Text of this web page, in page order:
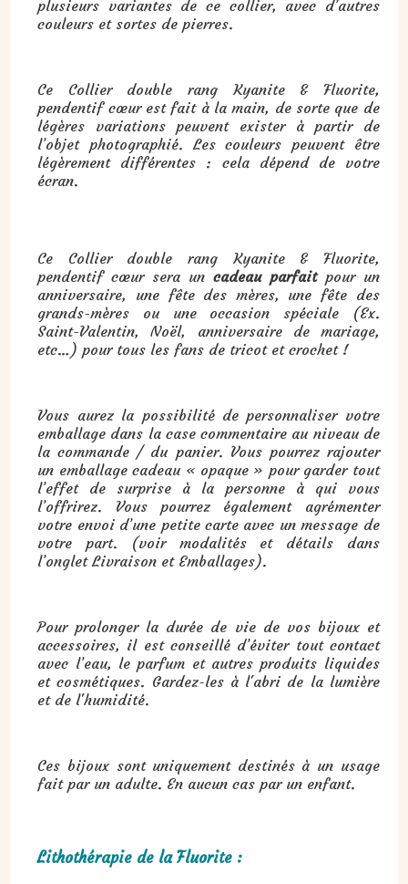
plusieurs variantes de ce collier, avec d’autres
couleurs et sortes de pierres.
Ce Collier double rang Kyanite & Fluorite,
pendentif cœur est fait à la main, de sorte que de
légères variations peuvent exister à partir de
l’objet photographié. Les couleurs peuvent être
légèrement différentes : cela dépend de votre
écran.
Ce Collier double rang Kyanite & Fluorite,
pendentif cœur sera un cadeau parfaitpour un
anniversaire, une fête des mères, une fête des
grands-mères ou une occasion spéciale (Ex.
Saint-Valentin, Noël, anniversaire de mariage,
etc…) pour tous les fans de tricot et crochet !
Vous aurez la possibilité de personnaliser votre
emballage dans la case commentaire au niveau de
la commande / du panier. Vous pourrez rajouter
un emballage cadeau « opaque » pour garder tout
l’effet de surprise à la personne à qui vous
l’offrirez. Vous pourrez également agrémenter
votre envoi d’une petite carte avec un message de
votre part. (voir modalités et détails dans
l’onglet Livraison et Emballages).
Pour prolonger la durée de vie de vos bijoux et
accessoires, il est conseillé d’éviter tout contact
avec l’eau, le parfum et autres produits liquides
et cosmétiques. Gardez-les à l'abri de la lumière
et de l'humidité.
Ces bijoux sont uniquement destinés à un usage
fait par un adulte. En aucun cas par un enfant.
Lithothérapie de la Fluorite :